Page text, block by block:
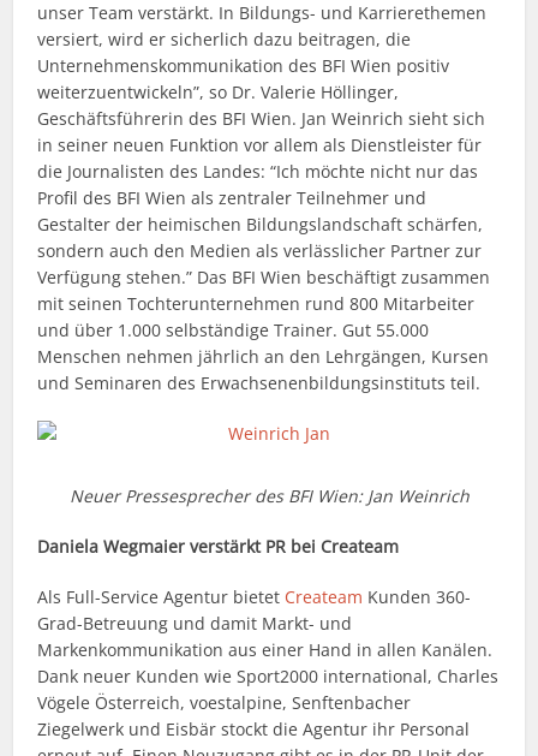
unser Team verstärkt. In Bildungs- und Karrierethemen
versiert, wird er sicherlich dazu beitragen, die
Unternehmenskommunikation des BFI Wien positiv
weiterzuentwickeln”, so Dr. Valerie Höllinger,
Geschäftsführerin des BFI Wien. Jan Weinrich sieht sich
in seiner neuen Funktion vor allem als Dienstleister für
die Journalisten des Landes: “Ich möchte nicht nur das
Profil des BFI Wien als zentraler Teilnehmer und
Gestalter der heimischen Bildungslandschaft schärfen,
sondern auch den Medien als verlässlicher Partner zur
Verfügung stehen.” Das BFI Wien beschäftigt zusammen
mit seinen Tochterunternehmen rund 800 Mitarbeiter
und über 1.000 selbständige Trainer. Gut 55.000
Menschen nehmen jährlich an den Lehrgängen, Kursen
und Seminaren des Erwachsenenbildungsinstituts teil.
Neuer Pressesprecher des BFI Wien: Jan Weinrich
Daniela Wegmaier verstärkt PR bei Createam
Als Full-Service Agentur bietet Createam Kunden 360-
Grad-Betreuung und damit Markt- und
Markenkommunikation aus einer Hand in allen Kanälen.
Dank neuer Kunden wie Sport2000 international, Charles
Vögele Österreich, voestalpine, Senftenbacher
Ziegelwerk und Eisbär stockt die Agentur ihr Personal